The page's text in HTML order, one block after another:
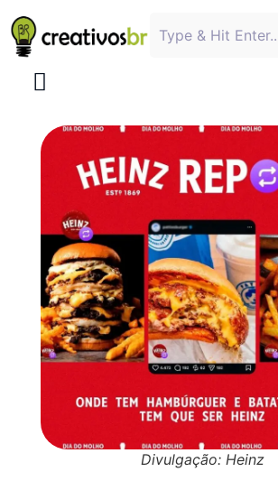
Divulgação: Heinz